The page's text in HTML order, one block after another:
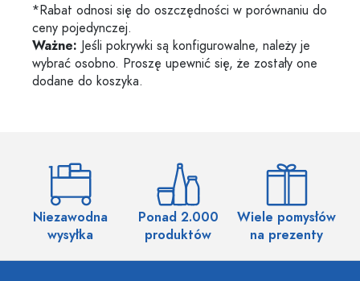
*Rabat odnosi się do oszczędności w porównaniu do
ceny pojedynczej.
Ważne: Jeśli pokrywki są konfigurowalne, należy je
wybrać osobno. Proszę upewnić się, że zostały one
dodane do koszyka.
Niezawodna
wysyłka
Ponad 2.000
produktów
Wiele pomysłów
na prezenty